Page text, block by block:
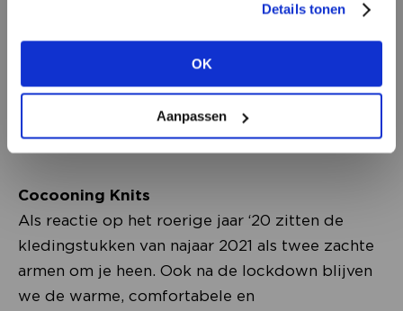
Details tonen
OK
Aanpassen
aan of bekijk de andere mogelijkheden.
BEKIJK ALLE OPTIES
KNIT-TED|JcSophie|SIMPLE.
Cocooning Knits
Als reactie op het roerige jaar ‘20 zitten de
kledingstukken van najaar 2021 als twee zachte
armen om je heen. Ook na de lockdown blijven
we de warme, comfortabele en